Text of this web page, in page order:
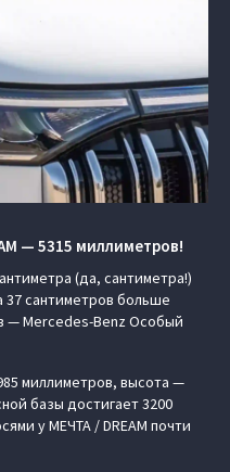
— 5315 миллиметров!
(да, сантиметра!)
37 сантиметров больше
— Mercedes-Benz Особый
миллиметров, высота —
базы достигает 3200
у МЕЧТА / DREAM почти